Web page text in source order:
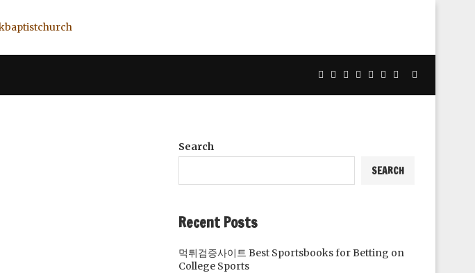
Search
SEARCH
Recent Posts
먹튀검증사이트 Best Sportsbooks for Betting on
College Sports